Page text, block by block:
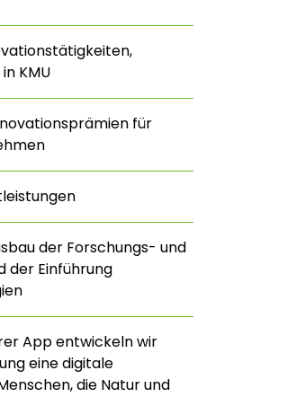
KMU
für
der Forschungs- und
der Einführung
App entwickeln wir
eine digitale
die Natur und